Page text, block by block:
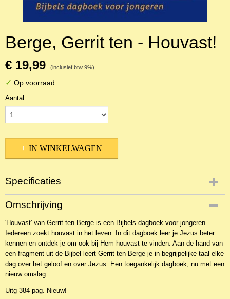
Berge, Gerrit ten - Houvast!
€ 19,99 (inclusief btw 9%)
✓ Op voorraad
Aantal
IN WINKELWAGEN
Specificaties
Productcode
NBKTD-20706
EAN code
9789043530200
Omschrijving
'Houvast' van Gerrit ten Berge is een Bijbels dagboek voor jongeren.
Iedereen zoekt houvast in het leven. In dit dagboek leer je Jezus beter
kennen en ontdek je om ook bij Hem houvast te vinden. Aan de hand van
een fragment uit de Bijbel leert Gerrit ten Berge je in begrijpelijke taal elke
dag over het geloof en over Jezus. Een toegankelijk dagboek, nu met een
nieuw omslag.
Uitg 384 pag. Nieuw!